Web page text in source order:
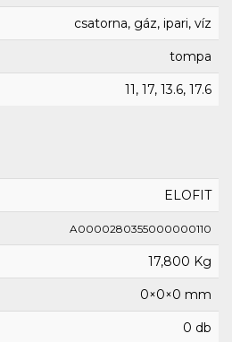
csatorna, gáz, ipari, víz
tompa
11, 17, 13.6, 17.6
ELOFIT
A0000280355000000110
17,800 Kg
0×0×0 mm
0 db